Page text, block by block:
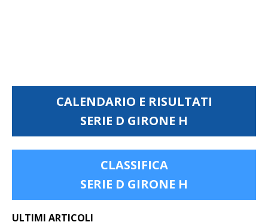
CALENDARIO E RISULTATI
SERIE D GIRONE H
CLASSIFICA
SERIE D GIRONE H
ULTIMI ARTICOLI